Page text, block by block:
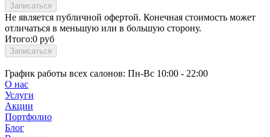
Окрашивание ресниц
Брови
Коррекция бровей
Записаться
Не является публичной офертой. Конечная стоимость может
отличаться в меньшую или в большую сторону.
Итого:0 руб
Записаться
График работы всех салонов: Пн-Вс 10:00 - 22:00
О нас
Услуги
Акции
Портфолио
Блог